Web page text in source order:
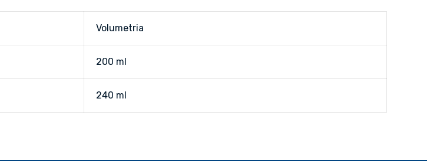
Volumetria
200 ml
240 ml